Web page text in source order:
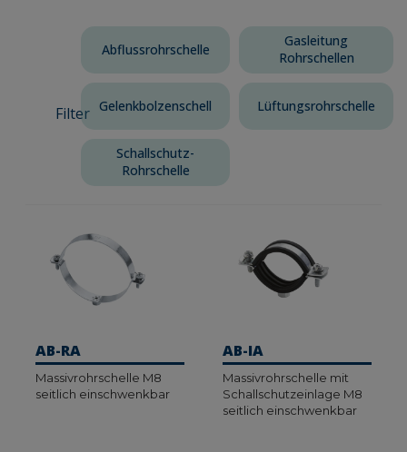
Filter
Abflussrohrschelle
Gasleitung
Rohrschellen
Gelenkbolzenschell Lüftungsrohrschelle
Schallschutz-
Rohrschelle
AB-RA
Massivrohrschelle M8
seitlich einschwenkbar
AB-IA
Massivrohrschelle mit
Schallschutzeinlage M8
seitlich einschwenkbar